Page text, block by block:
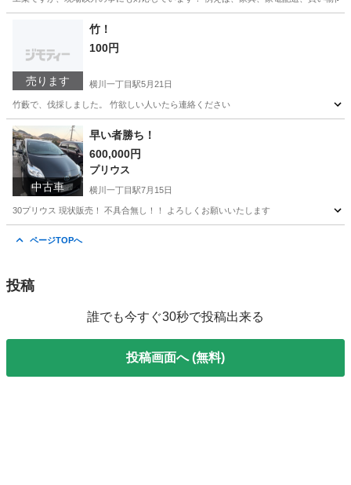
横川一丁目駅
売ります
竹！
100円
横川一丁目駅5月21日
竹藪で、伐採しました。 竹欲しい人いたら連絡ください
広島 広島市 横川一丁目駅
中古車
早い者勝ち！
600,000円
プリウス
横川一丁目駅7月15日
30プリウス 現状販売！ 不具合無し！！ よろしくお願いいたします
ページTOPへ
投稿
誰でも今すぐ30秒で投稿出来る
投稿画面へ (無料)